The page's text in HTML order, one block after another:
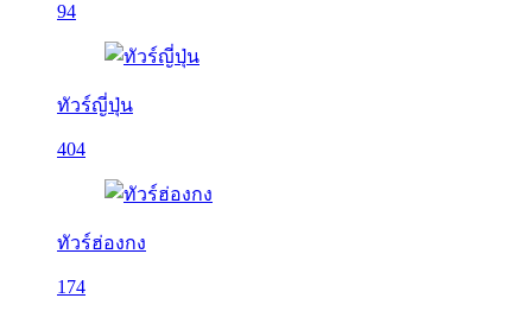
94
ทัวร์ญี่ปุ่น
404
ทัวร์ฮ่องกง
174